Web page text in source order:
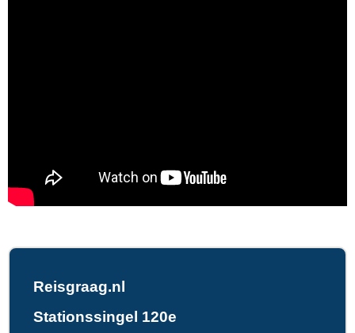
Reisgraag.nl
Stationssingel 120e